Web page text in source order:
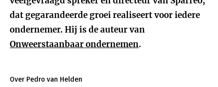
dat gegarandeerde groei realiseert voor iedere
ondernemer. Hij is de auteur van
Onweerstaanbaar ondernemen.
Over Pedro van Helden